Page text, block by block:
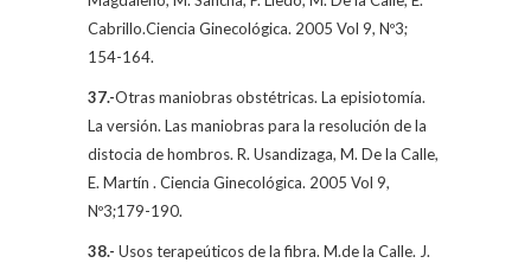
Cabrillo.Ciencia Ginecológica. 2005 Vol 9, Nº3;
154-164.
37.-Otras maniobras obstétricas. La episiotomía.
La versión. Las maniobras para la resolución de la
distocia de hombros. R. Usandizaga, M. De la Calle,
E. Martín . Ciencia Ginecológica. 2005 Vol 9,
Nº3;179-190.
38.- Usos terapeúticos de la fibra. M.de la Calle. J.